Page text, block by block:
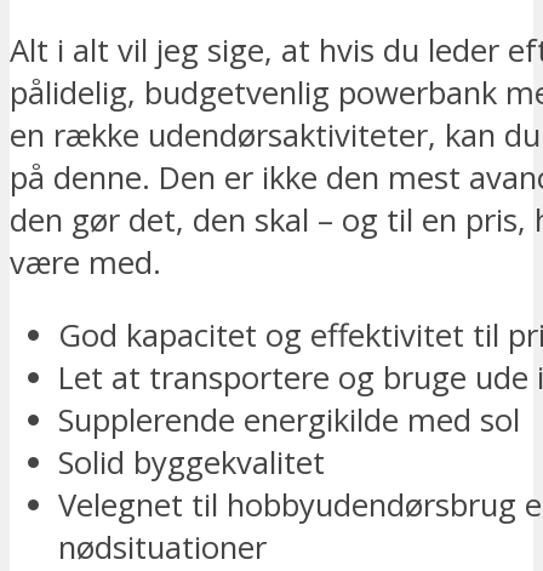
Alt i alt vil jeg sige, at hvis du leder
pålidelig, budgetvenlig powerbank
en række udendørsaktiviteter, kan
på denne. Den er ikke den mest
den gør det, den skal – og til en pris,
være med.
God kapacitet og effektivitet til
Let at transportere og bruge ude
Supplerende energikilde med sol
Solid byggekvalitet
Velegnet til hobbyudendørsbrug
nødsituationer